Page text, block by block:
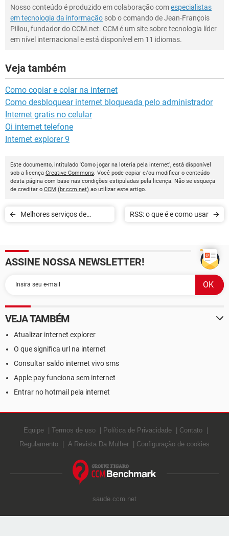
Nosso conteúdo é produzido em colaboração comespecialistas
em tecnologia da informação sob o comando de Jean-François
Pillou, fundador do CCM.net. CCM é um site sobre tecnologia líder
em nível internacional e está disponível em 11 idiomas.
Veja também
Como copiar e colar na internet
Como desbloquear internet bloqueada pelo administrador
Internet gratis no celular
Oi internet telefone
Internet explorer 9
Este documento, intitulado 'Como jogar na loteria pela internet', está disponível
sob a licença Creative Commons. Você pode copiar e/ou modificar o conteúdo
desta página com base nas condições estipuladas pela licença. Não se esqueça
de creditar o CCM (br.ccm.net) ao utilizar este artigo.
Melhores serviços de
RSS: o que é e como usar
ASSINE NOSSA NEWSLETTER!
VEJA TAMBÉM
Atualizar internet explorer
O que significa url na internet
Consultar saldo internet vivo sms
Apple pay funciona sem internet
Entrar no hotmail pela internet
Equipe Termos de uso Política de Privacidade
Contato
Regulamento
A Revista Da Mulher Configuração de cookies
saude.ccm.net